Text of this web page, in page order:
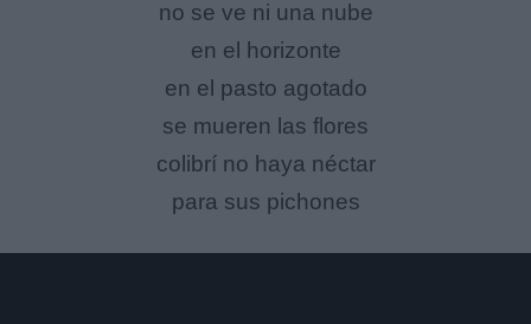
no se ve ni una nube
en el horizonte
en el pasto agotado
se mueren las flores
colibrí no haya néctar
para sus pichones